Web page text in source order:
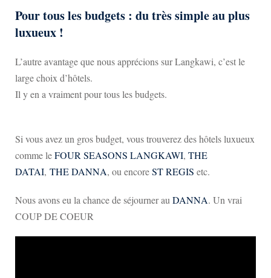
Pour tous les budgets : du très simple au plus
luxueux !
L’autre avantage que nous apprécions sur Langkawi, c’est le
large choix d’hôtels.
Il y en a vraiment pour tous les budgets.
Si vous avez un gros budget, vous trouverez des hôtels luxueux
comme leFOUR SEASONS LANGKAWI, THE
DATAI, THE DANNA, ou encoreST REGIS etc.
Nous avons eu la chance de séjourner au DANNA. Un vrai
COUP DE COEUR